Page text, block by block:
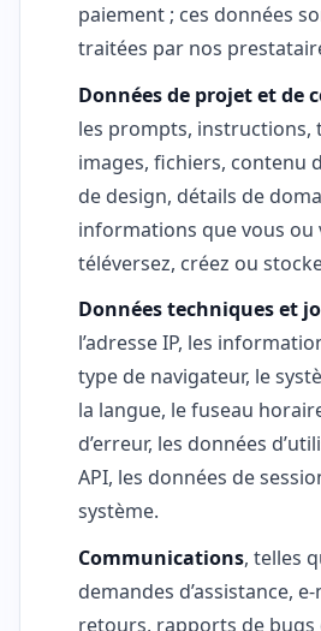
paiement ; ces données
traitées par nos
Données de projet et de
les prompts, instructions,
images, fichiers, contenu
de design, détails de
informations que vous ou
téléversez, créez ou
Données techniques et
l’adresse IP, les
type de navigateur, le
la langue, le fuseau
d’erreur, les données
API, les données de
système.
Communications, telles
demandes d’assistance,
retours, rapports de bugs